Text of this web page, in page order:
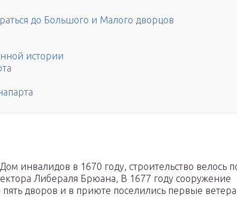
до Большого и Малого дворцов
истории
инвалидов в 1670 году, строительство велось
Либераля Брюана, В 1677 году сооружение
дворов и в приюте поселились первые